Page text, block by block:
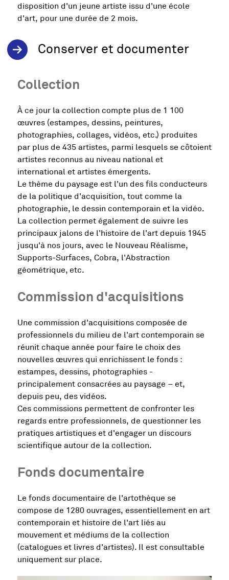
disposition d'un jeune artiste issu d'une école
d'art, pour une durée de 2 mois.
Conserver et documenter
Collection
À ce jour la collection compte plus de 1 100
œuvres (estampes, dessins, peintures,
photographies, collages, vidéos, etc.) produites
par plus de 435 artistes, parmi lesquels se côtoient
artistes reconnus au niveau national et
international et artistes émergents.
Le thème du paysage est l'un des fils conducteurs
de la politique d'acquisition, tout comme la
photographie, le dessin contemporain et la vidéo.
La collection permet également de suivre les
principaux jalons de l'histoire de l'art depuis 1945
jusqu'à nos jours, avec le Nouveau Réalisme,
Supports-Surfaces, Cobra, l'Abstraction
géométrique, etc.
Commission d'acquisitions
Une commission d'acquisitions composée de
professionnels du milieu de l'art contemporain se
réunit chaque année pour faire le choix des
nouvelles œuvres qui enrichissent le fonds :
estampes, dessins, photographies -
principalement consacrées au paysage – et,
depuis peu, des vidéos.
Ces commissions permettent de confronter les
regards entre professionnels, de questionner les
pratiques artistiques et d'engager un discours
scientifique autour de la collection.
Fonds documentaire
Le fonds documentaire de l'artothèque se
compose de 1280 ouvrages, essentiellement en art
contemporain et histoire de l'art liés au
mouvement et médiums de la collection
(catalogues et livres d'artistes). Il est consultable
uniquement sur place.